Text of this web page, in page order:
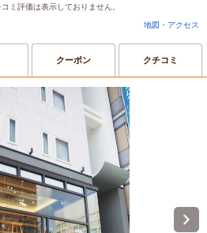
ミ評価は表示しておりません。
地図・アクセス
クーポン クチコミ